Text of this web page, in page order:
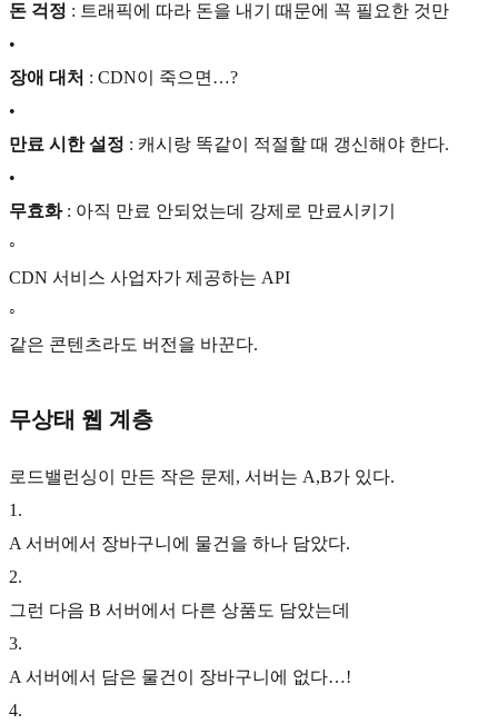
돈 걱정 : 트래픽에 따라 돈을 내기 때문에 꼭 필요한 것만
•
장애 대처 : CDN이 죽으면…?
•
만료 시한 설정 : 캐시랑 똑같이 적절할 때 갱신해야 한다.
•
무효화: 아직 만료 안되었는데 강제로 만료시키기
◦
CDN 서비스 사업자가 제공하는 API
◦
같은 콘텐츠라도 버전을 바꾼다.
무상태 웹 계층
로드밸런싱이 만든 작은 문제, 서버는 A,B가 있다.
1 .
A 서버에서 장바구니에 물건을 하나 담았다.
2.
그런 다음 B 서버에서 다른 상품도 담았는데
3.
A 서버에서 담은 물건이 장바구니에 없다…!
4.